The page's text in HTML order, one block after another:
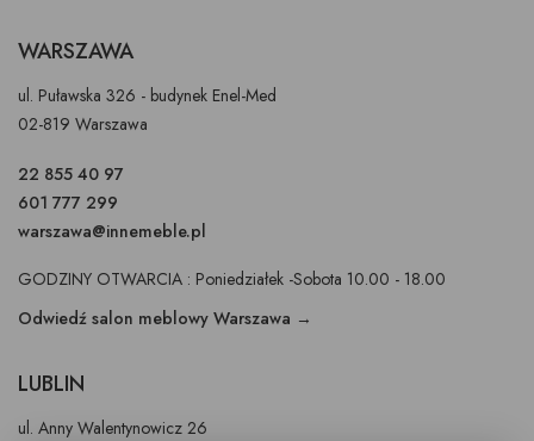
WARSZAWA
ul. Puławska 326 - budynek Enel-Med
02-819 Warszawa
22 855 40 97
601 777 299
warszawa@innemeble.pl
GODZINY OTWARCIA : Poniedziałek -Sobota 10.00 - 18.00
Odwiedź salon meblowy Warszawa →
LUBLIN
ul. Anny Walentynowicz 26